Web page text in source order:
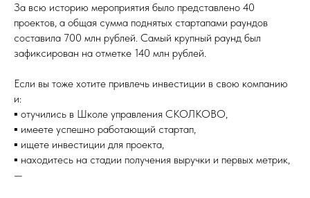
За всю историю мероприятия было представлено 40
проектов, а общая сумма поднятых стартапами раундов
составила 700 млн рублей. Самый крупный раунд был
зафиксирован на отметке 140 млн рублей.
Если вы тоже хотите привлечь инвестиции в свою компанию
и:
▪️ отучились в Школе управления СКОЛКОВО,
▪️ имеете успешно работающий стартап,
▪️ ищете инвестиции для проекта,
▪️ находитесь на стадии получения выручки и первых метрик,
—